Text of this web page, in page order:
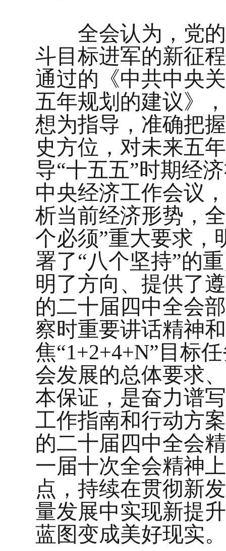
全会认为，党的
斗目标进军的新征
通过的《中共中央
五年规划的建议》
想为指导，准确把
史方位，对未来五
导“十五五”时期经
中央经济工作会议
析当前经济形势，
个必须”重大要求，
署了“八个坚持”的
明了方向、提供了
的二十届四中全会
察时重要讲话精神
焦“1+2+4+N”目标
会发展的总体要求
本保证，是奋力谱
工作指南和行动方
的二十届四中全会
一届十次全会精神
点，持续在贯彻新
量发展中实现新提
蓝图变成美好现实。